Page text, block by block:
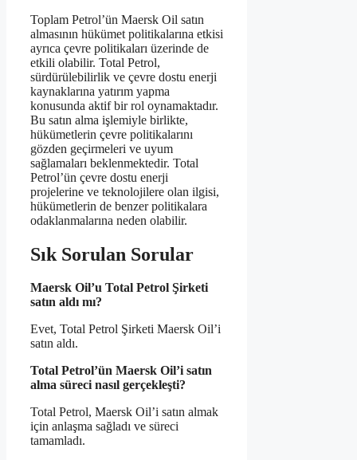
Toplam Petrol’ün Maersk Oil satın
almasının hükümet politikalarına etkisi
ayrıca çevre politikaları üzerinde de
etkili olabilir. Total Petrol,
sürdürülebilirlik ve çevre dostu enerji
kaynaklarına yatırım yapma
konusunda aktif bir rol oynamaktadır.
Bu satın alma işlemiyle birlikte,
hükümetlerin çevre politikalarını
gözden geçirmeleri ve uyum
sağlamaları beklenmektedir. Total
Petrol’ün çevre dostu enerji
projelerine ve teknolojilere olan ilgisi,
hükümetlerin de benzer politikalara
odaklanmalarına neden olabilir.
Sık Sorulan Sorular
Maersk Oil’u Total Petrol Şirketi
satın aldı mı?
Evet, Total Petrol Şirketi Maersk Oil’i
satın aldı.
Total Petrol’ün Maersk Oil’i satın
alma süreci nasıl gerçekleşti?
Total Petrol, Maersk Oil’i satın almak
için anlaşma sağladı ve süreci
tamamladı.